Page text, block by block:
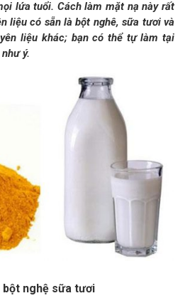
lứa tuổi. Cách làm mặt nạ này rất
liệu có sẵn là bột nghê, sữa tươi và
liệu khác; bạn có thể tự làm tại
ý.
bột nghệ sữa tươi